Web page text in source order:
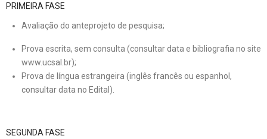
PRIMEIRA FASE
Avaliação do anteprojeto de pesquisa;
Prova escrita, sem consulta (consultar data e bibliografia no site
www.ucsal.br);
Prova de língua estrangeira (inglês francês ou espanhol,
consultar data no Edital).
SEGUNDA FASE